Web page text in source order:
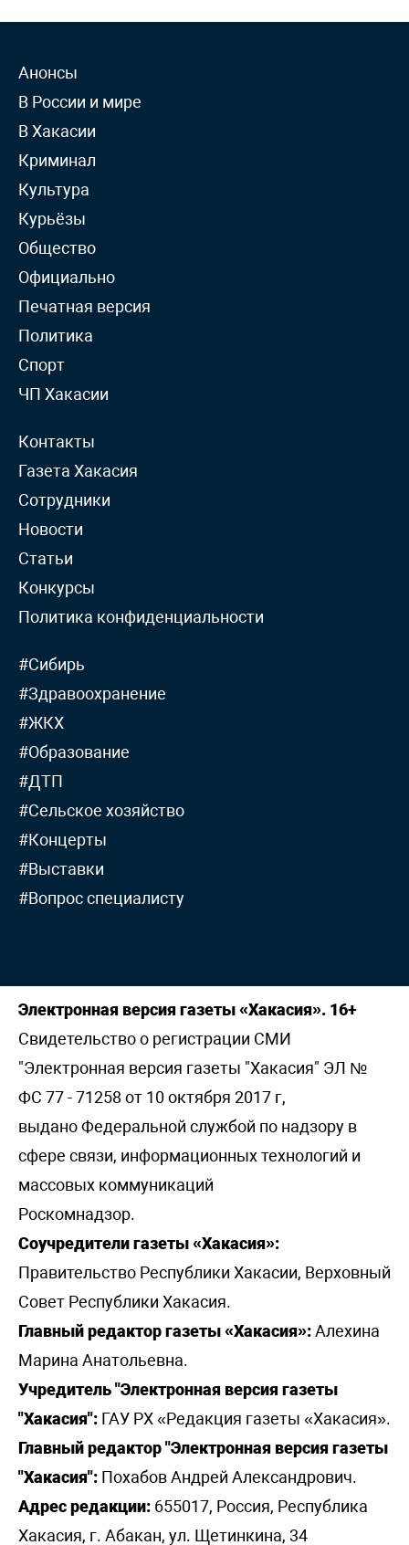
Анонсы
В России и мире
В Хакасии
Криминал
Культура
Курьёзы
Общество
Официально
Печатная версия
Политика
Спорт
ЧП Хакасии
Контакты
Газета Хакасия
Сотрудники
Новости
Статьи
Конкурсы
Политика конфиденциальности
#Сибирь
#Здравоохранение
#ЖКХ
#Образование
#ДТП
#Сельское хозяйство
#Концерты
#Выставки
#Вопрос специалисту
Электронная версия газеты «Хакасия». 16+
Свидетельство о регистрации СМИ
"Электронная версия газеты "Хакасия" ЭЛ №
ФС 77 - 71258 от 10 октября 2017 г,
выдано Федеральной службой по надзору в
сфере связи, информационных технологий и
массовых коммуникаций
Роскомнадзор.
Соучредители газеты «Хакасия»:
Правительство Республики Хакасии, Верховный
Совет Республики Хакасия.
Главный редактор газеты «Хакасия»:Алехина
Марина Анатольевна.
Учредитель "Электронная версия газеты
"Хакасия": ГАУ РХ «Редакция газеты «Хакасия».
Главный редактор "Электронная версия газеты
"Хакасия": Похабов Андрей Александрович.
Адрес редакции: 655017, Россия, Республика
Хакасия, г. Абакан, ул. Щетинкина, 34